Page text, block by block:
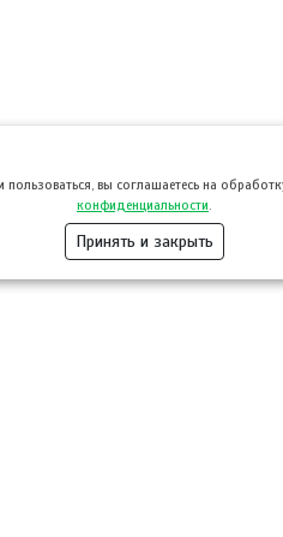
вы соглашаетесь на
конфиденциальности
Принять и закрыть